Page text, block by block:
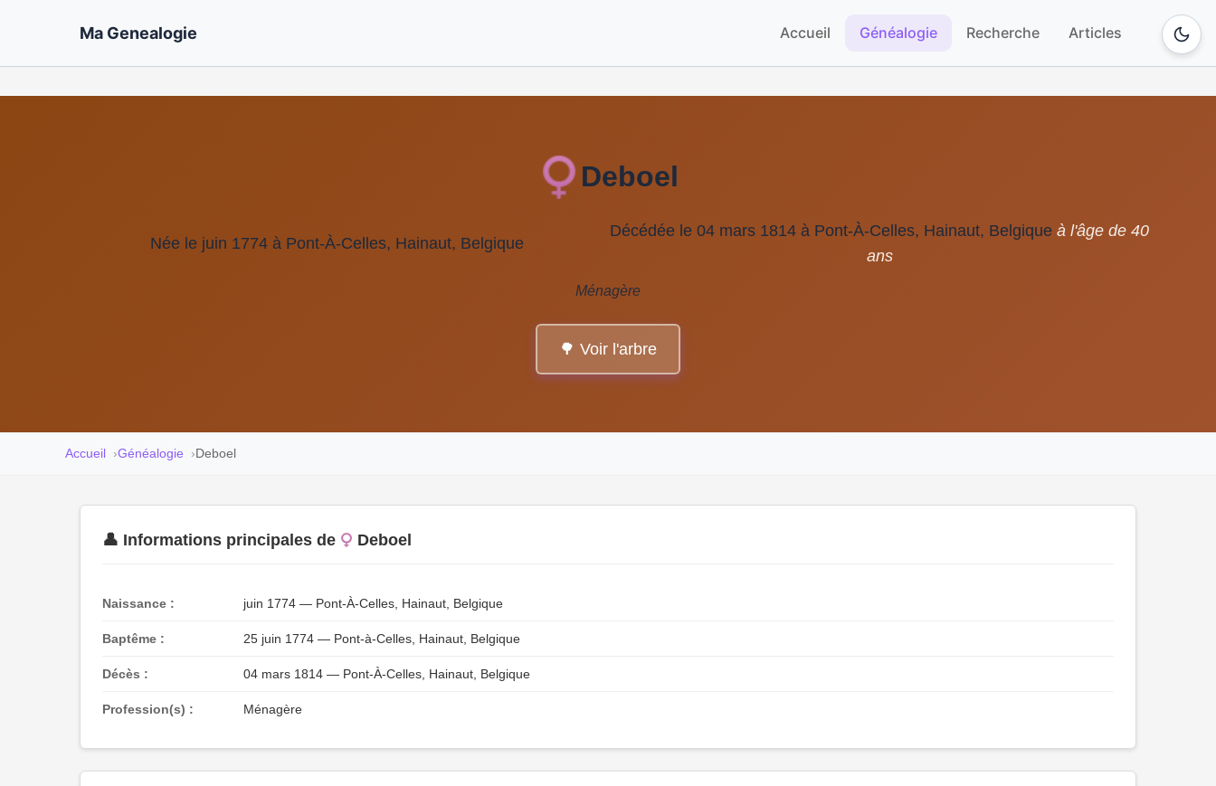
Ma Genealogie Accueil Généalogie Recherche Articles
Deboel
Née le juin 1774 à Pont-À-Celles, Hainaut, Belgique
Décédée le 04 mars 1814 à Pont-À-Celles, Hainaut, Belgique à l'âge de 40
ans
Ménagère
🌳 Voir l'arbre
Accueil Généalogie Deboel
👤 Informations principales de Deboel
Naissance : juin 1774 — Pont-À-Celles, Hainaut, Belgique
Baptême : 25 juin 1774 — Pont-à-Celles, Hainaut, Belgique
Décès : 04 mars 1814 — Pont-À-Celles, Hainaut, Belgique
Profession(s) : Ménagère